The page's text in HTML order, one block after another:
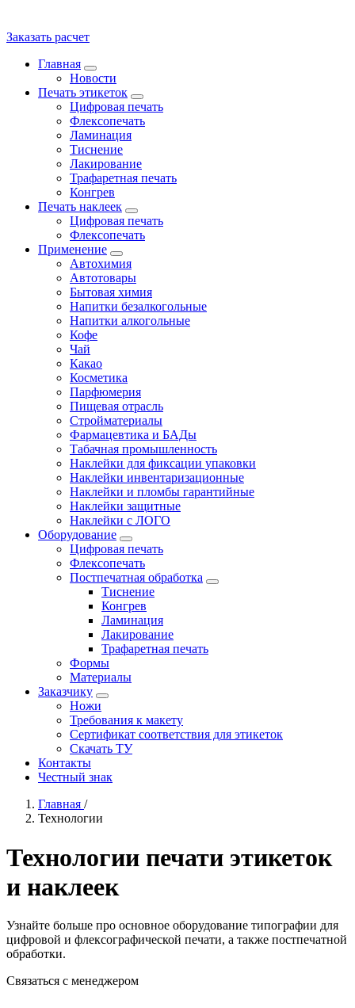
Заказать расчет
Главная
Новости
Печать этикеток
Цифровая печать
Флексопечать
Ламинация
Тиснение
Лакирование
Трафаретная печать
Конгрев
Печать наклеек
Цифровая печать
Флексопечать
Применение
Автохимия
Автотовары
Бытовая химия
Напитки безалкогольные
Напитки алкогольные
Кофе
Чай
Какао
Косметика
Парфюмерия
Пищевая отрасль
Стройматериалы
Фармацевтика и БАДы
Табачная промышленность
Наклейки для фиксации упаковки
Наклейки инвентаризационные
Наклейки и пломбы гарантийные
Наклейки защитные
Наклейки с ЛОГО
Оборудование
Цифровая печать
Флексопечать
Постпечатная обработка
Тиснение
Конгрев
Ламинация
Лакирование
Трафаретная печать
Формы
Материалы
Заказчику
Ножи
Требования к макету
Сертификат соответствия для этикеток
Скачать ТУ
Контакты
Честный знак
Главная /
Технологии
Технологии печати этикеток
и наклеек
Узнайте больше про основное оборудование типографии для
цифровой и флексографической печати, а также постпечатной
обработки.
Связаться с менеджером